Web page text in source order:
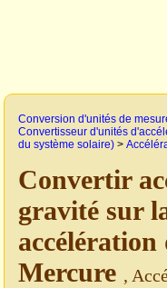
Conversion d'unités de
Convertisseur d'unités
du système solaire) >
Convertir
gravité sur
Mercure ,